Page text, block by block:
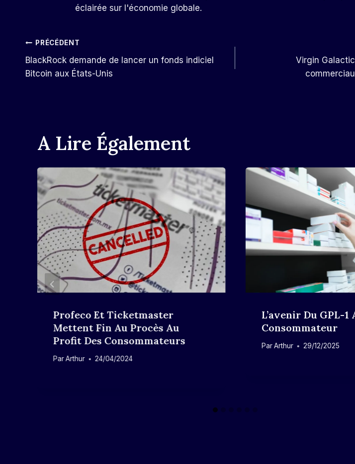
éclairée sur l'économie globale.
Navigation
De
PRÉCÉDENT
BlackRock demande de lancer un fonds indiciel
Bitcoin aux États-Unis
Virgin
A Lire Également
Profeco Et Ticketmaster
Mettent Fin Au Procès Au
Profit Des Consommateurs
ParArthur 24/04/2024
L’avenir Du GPL-1
Consommateur
Par Arthur 29/12/2025